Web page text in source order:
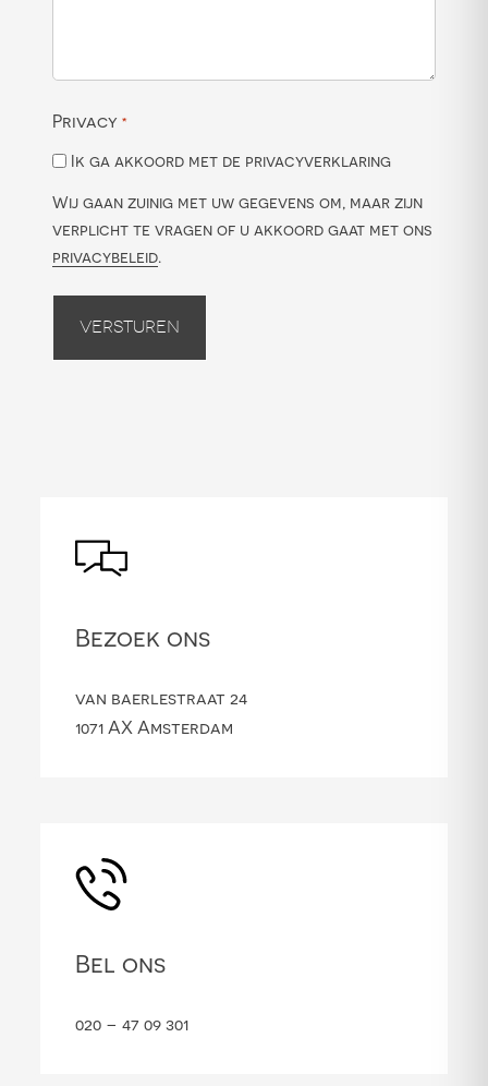
Privacy *
Ik ga akkoord met de privacyverklaring
Wij gaan zuinig met uw gegevens om, maar zijn
verplicht te vragen of u akkoord gaat met ons
privacybeleid.
Versturen
Bezoek ons
van baerlestraat 24
1071 AX Amsterdam
Bel ons
020 – 47 09 301